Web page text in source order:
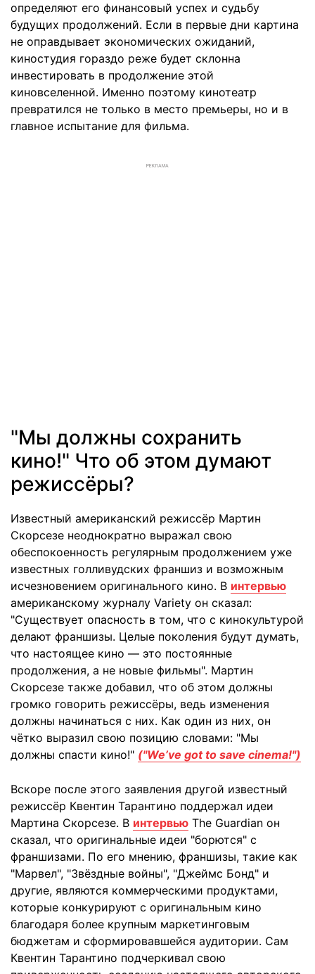
определяют его финансовый успех и судьбу
будущих продолжений. Если в первые дни картина
не оправдывает экономических ожиданий,
киностудия гораздо реже будет склонна
инвестировать в продолжение этой
киновселенной. Именно поэтому кинотеатр
превратился не только в место премьеры, но и в
главное испытание для фильма.
РЕКЛАМА
"Мы должны сохранить
кино!" Что об этом думают
режиссёры?
Известный американский режиссёр Мартин
Скорсезе неоднократно выражал свою
обеспокоенность регулярным продолжением уже
известных голливудских франшиз и возможным
исчезновением оригинального кино. В интервью
американскому журналу Variety он сказал:
"Существует опасность в том, что с кинокультурой
делают франшизы. Целые поколения будут думать,
что настоящее кино — это постоянные
продолжения, а не новые фильмы". Мартин
Скорсезе также добавил, что об этом должны
громко говорить режиссёры, ведь изменения
должны начинаться с них. Как один из них, он
чётко выразил свою позицию словами: "Мы
должны спасти кино!" ("We’ve got to save cinema!")
Вскоре после этого заявления другой известный
режиссёр Квентин Тарантино поддержал идеи
Мартина Скорсезе. В интервью The Guardian он
сказал, что оригинальные идеи "борются" с
франшизами. По его мнению, франшизы, такие как
"Марвел", "Звёздные войны", "Джеймс Бонд" и
другие, являются коммерческими продуктами,
которые конкурируют с оригинальным кино
благодаря более крупным маркетинговым
бюджетам и сформировавшейся аудитории. Сам
Квентин Тарантино подчеркивал свою